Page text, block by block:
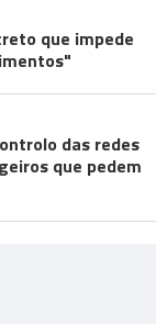
que impede
das redes
que pedem